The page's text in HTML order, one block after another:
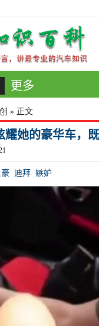
更多
» 正文
她的豪华车，既
迪拜 嫉妒